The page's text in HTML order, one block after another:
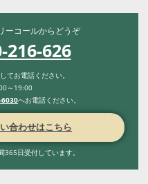
ーコールからどうぞ
216-626
てお電話ください。
～19:00
6030へお電話ください。
合わせはこちら
日受付しています。